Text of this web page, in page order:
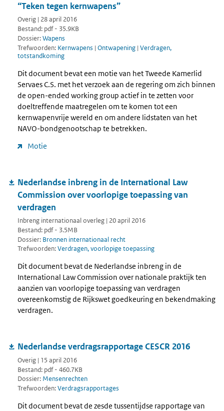
“Teken tegen kernwapens”
Overig | 28 april 2016
Bestand: pdf - 35.9KB
Dossier:Wapens
Trefwoorden: Kernwapens | Ontwapening | Verdragen,
totstandkoming
Dit document bevat een motie van het Tweede Kamerlid
Servaes C.S. met het verzoek aan de regering om zich binnen
de open-ended working group actief in te zetten voor
doeltreffende maatregelen om te komen tot een
kernwapenvrije wereld en om andere lidstaten van het
NAVO-bondgenootschap te betrekken.
Motie
Nederlandse inbreng in de International Law
Commission over voorlopige toepassing van
verdragen
Inbreng internationaal overleg | 20 april 2016
Bestand: pdf - 3.5MB
Dossier: Bronnen internationaal recht
Trefwoorden:Verdragen, voorlopige toepassing
Dit document bevat de Nederlandse inbreng in de
International Law Commission over nationale praktijk ten
aanzien van voorlopige toepassing van verdragen
overeenkomstig de Rijkswet goedkeuring en bekendmaking
verdragen.
Nederlandse verdragsrapportage CESCR 2016
Overig | 15 april 2016
Bestand: pdf - 460.7KB
Dossier: Mensenrechten
Trefwoorden:Verdragsrapportages
Dit document bevat de zesde tussentijdse rapportage van